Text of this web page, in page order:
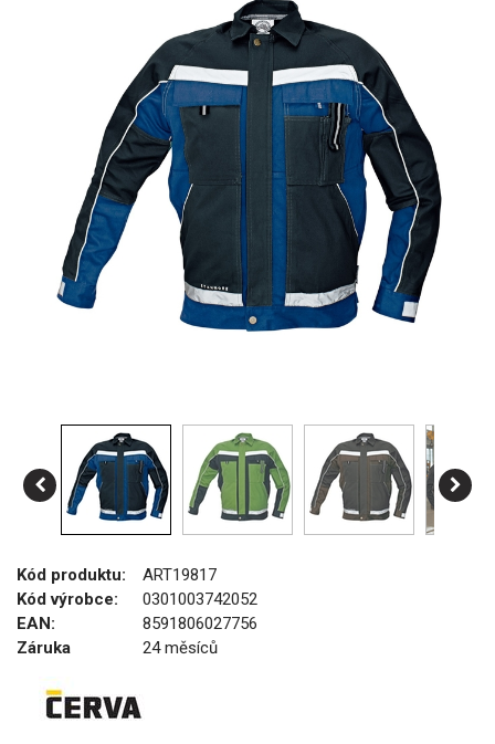
Kód produktu:
ART19817
Kód výrobce:
0301003742052
EAN:
8591806027756
Záruka
24 měsíců